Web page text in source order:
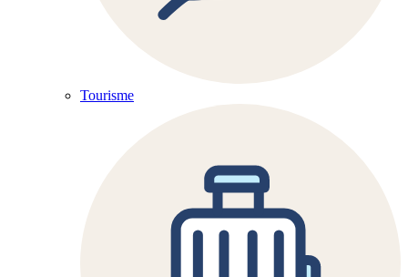
Tourisme